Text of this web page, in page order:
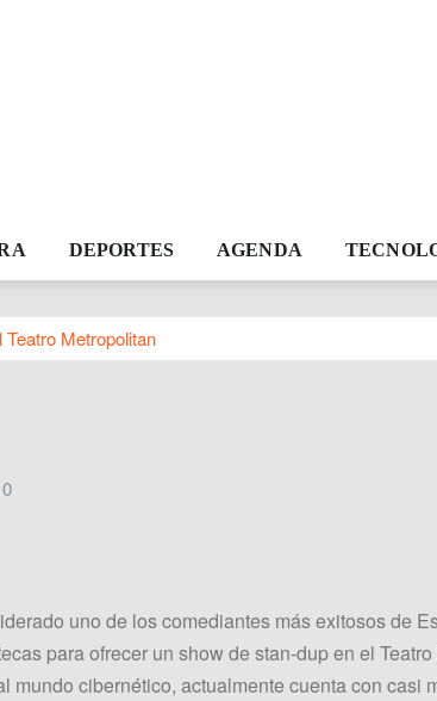
DEPORTES AGENDA
Teatro Metropolitan
0
uno de los comediantes más exitosos de
para ofrecer un show de stan-dup en el
mundo cibernético, actualmente cuenta con casi